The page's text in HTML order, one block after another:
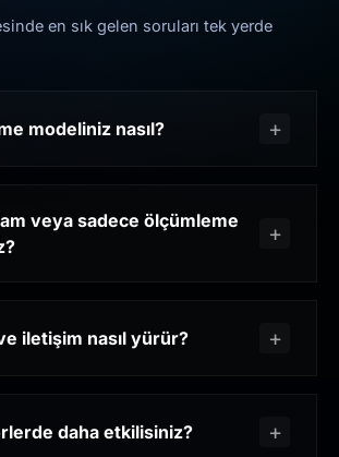
en sık gelen soruları tek yerde
modeliniz nasıl?
veya sadece ölçümleme
iletişim nasıl yürür?
daha etkilisiniz?